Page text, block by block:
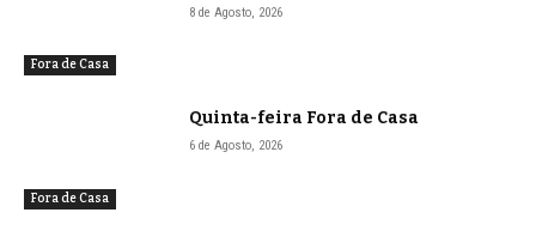
Fora de Casa
8 de Agosto, 2026
Fora de Casa
Quinta-feira Fora de Casa
6 de Agosto, 2026